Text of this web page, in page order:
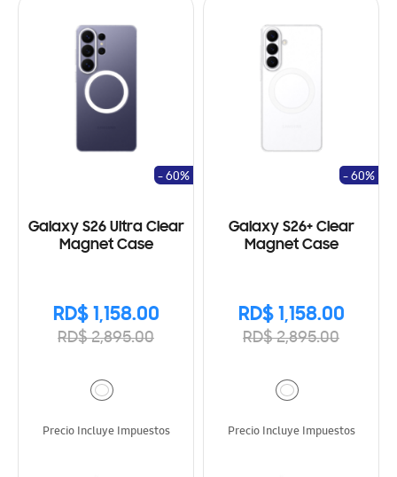
Galaxy S26 Ultra Clear
Magnet Case
RD$ 1,158.00
RD$ 2,895.00
- 60%
Precio Incluye Impuestos
Galaxy S26+ Clear
Magnet Case
RD$ 1,158.00
RD$ 2,895.00
- 60%
Precio Incluye Impuestos